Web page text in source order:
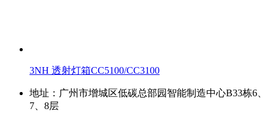
3NH 透射灯箱CC5100/CC3100
地址：广州市增城区低碳总部园智能制造中心B33栋6、
7、8层